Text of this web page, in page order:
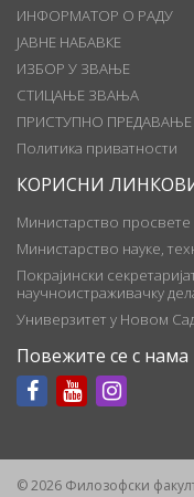
ИНФОРМАТОР О РАДУ
ЈАВНЕ НАБАВКЕ
ИЗБОР У ЗВАЊЕ
СТИЦАЊЕ ЗВАЊА
ПРИСТУПНО ПРЕДАВАЊЕ
Политика приватности
КОРИСНИ
Министарство просвете
Министарство науке,
Покрајински
научноистраживачку
Универзитет у Новом
Повежите се с нама
© 2026 Филозофски